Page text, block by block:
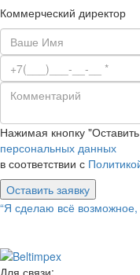
Коммерческий директор
Нажимая кнопку
персональных данных
в соответствии с
Оставить заявку
“Я сделаю всё